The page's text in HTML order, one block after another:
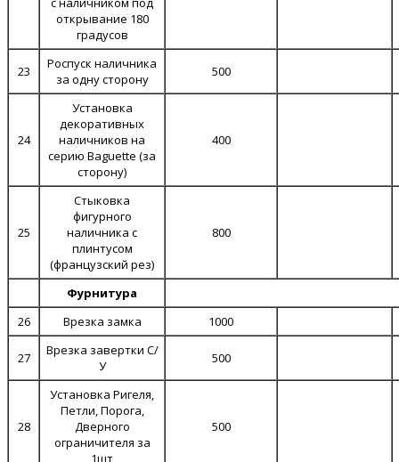
открывание 180
градусов
23
Роспуск наличника
за одну сторону
500
24
Установка
декоративных
наличников на
серию Baguette (за
сторону)
400
25
Стыковка
фигурного
наличника с
плинтусом
(французский рез)
800
Фурнитура
26
Врезка замка 1000
27
Врезка завертки С/
У
500
28
Установка Ригеля,
Петли, Порога,
Дверного
ограничителя за
500